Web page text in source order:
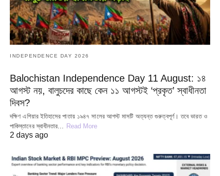
INDEPENDENCE DAY 2026
Balochistan Independence Day 11 August: ১৪
আগস্ট নয়, বালুচদের কাছে কেন ১১ আগস্টই ‘প্রকৃত’ স্বাধীনতা
দিবস?
দক্ষিণ এশিয়ার ইতিহাসের পাতায় ১৯৪৭ সালের আগস্ট মাসটি অত্যন্ত গুরুত্বপূর্ণ। তবে ভারত ও
পাকিস্তানের স্বাধীনতার… Read More
2 days ago